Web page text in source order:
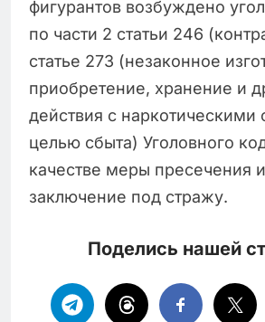
фигурантов возбуждено
по части 2 статьи 246
статье 273 (незаконное
приобретение, хранение и
действия с наркотическими
целью сбыта) Уголовного
качестве меры пресечения
заключение под стражу.
Поделись нашей